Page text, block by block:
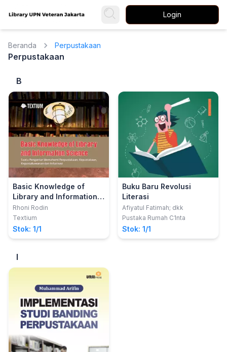
Login
Beranda Perpustakaan
Perpustakaan
B
Basic Knowledge of
Library and Information
Science: Suatu
Pengantar Memahami
Perpustakaan,
Kepustakaan,
Rhoni Rodin
Textium
Stok: 1/1
Buku Baru Revolusi
Literasi
Afiyatul Fatimah; dkk
Pustaka Rumah C1nta
Stok: 1/1
I